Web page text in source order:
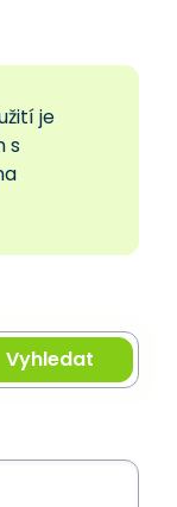
je
s
Vyhledat